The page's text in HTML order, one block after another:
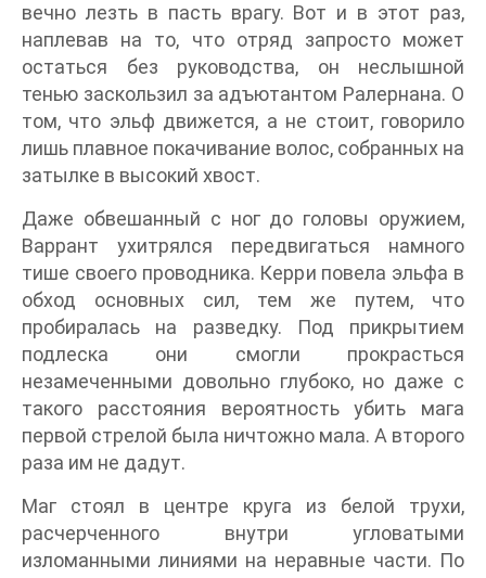
вечно лезть в пасть врагу. Вот и в этот раз,
наплевав на то, что отряд запросто может
остаться без руководства, он неслышной
тенью заскользил за адъютантом Ралернана. О
том, что эльф движется, а не стоит, говорило
лишь плавное покачивание волос, собранных на
затылке в высокий хвост.
Даже обвешанный с ног до головы оружием,
Варрант ухитрялся передвигаться намного
тише своего проводника. Керри повела эльфа в
обход основных сил, тем же путем, что
пробиралась на разведку. Под прикрытием
подлеска они смогли прокрасться
незамеченными довольно глубоко, но даже с
такого расстояния вероятность убить мага
первой стрелой была ничтожно мала. А второго
раза им не дадут.
Маг стоял в центре круга из белой трухи,
расчерченного внутри угловатыми
изломанными линиями на неравные части. По